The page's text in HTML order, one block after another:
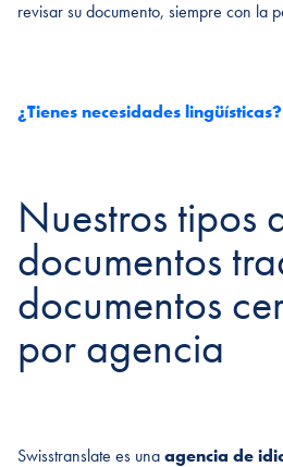
revisar su documento, siempre con la
¿Tienes necesidades lingüísticas?
Nuestros tipos
documentos
documentos
por agencia
Swisstranslate es unaagencia de